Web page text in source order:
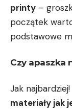
printy –
początek
‌podstawowe
Czy apaszka
Jak
materiały‌ jak